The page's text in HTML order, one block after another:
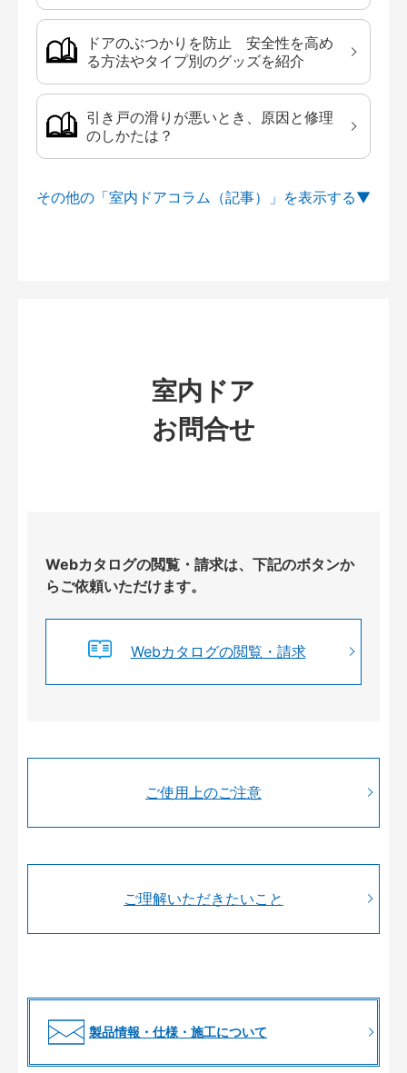
ドアのぶつかりを防止 安全性を高め
る方法やタイプ別のグッズを紹介
引き戸の滑りが悪いとき、原因と修理
のしかたは？
その他の「室内ドアコラム（記事）」を
室内ドア
お問合せ
Webカタログの閲覧・請求は、下記のボタンか
らご依頼いただけます。
Webカタログの閲覧・請求
ご使用上のご注意
ご理解いただきたいこと
製品情報・仕様・施工について